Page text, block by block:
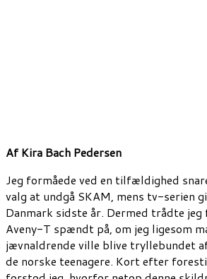
Af Kira Bach Pedersen
Jeg formåede ved en tilfældighed
valg at undgå SKAM, mens tv-serien
Danmark sidste år. Dermed trådte
Aveny-T spændt på, om jeg ligesom
jævnaldrende ville blive tryllebundet
de norske teenagere. Kort efter